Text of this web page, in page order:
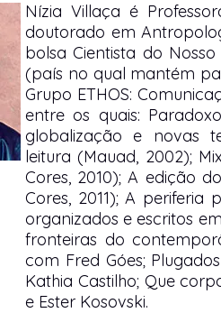
Nízia Villaça é
doutorado em
bolsa Cientista do
(país no qual mantém
Grupo ETHOS:
entre os quais:
globalização e novas
leitura (Mauad, 2002);
Cores, 2010); A edição
Cores, 2011); A periferia
organizados e escritos
fronteiras do
com Fred Góes;
Kathia Castilho; Que
e Ester Kosovski.